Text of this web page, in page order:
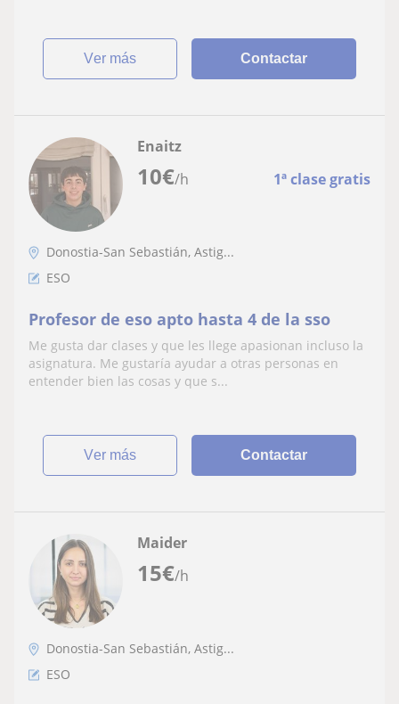
ver más Contactar
10€/h 1ª clase gratis
Enaitz
Donostia-San Sebastián, Astig...
ESO
Profesor de eso apto hasta 4 de la sso
Me gusta dar clases y que les llege apasionan incluso la
asignatura. Me gustaría ayudar a otras personas en
entender bien las cosas y que s...
ver más Contactar
15€/h
Maider
Donostia-San Sebastián, Astig...
ESO